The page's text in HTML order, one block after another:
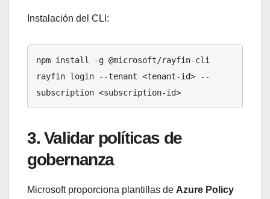
Instalación del CLI:
npm install -g @microsoft/rayfin-cli
rayfin login --tenant <tenant-id> --
subscription <subscription-id>
3. Validar políticas de
gobernanza
Microsoft proporciona plantillas de Azure Policy